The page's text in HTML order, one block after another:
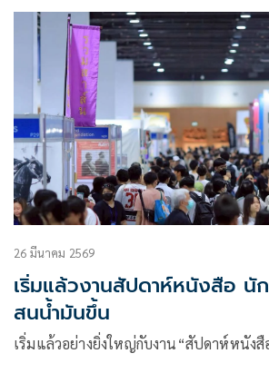
ชาติ ประจำปีงบประมาณ พ.ศ. 2569 จัดโด
วัฒนธรรม กระทรวงวัฒนธรรม ในงานสั
ครั้งที่ 54 และสัปดาห์หนังสือนานาชาติ ค
“Read The Legend เปิดตำนานการอ่าน
26 มีนาคม 2569
เริ่มแล้วงานสัปดาห์หนังสือ นั
สนน้ำมันขึ้น
เริ่มแล้วอย่างยิ่งใหญ่กับงาน“สัปดาห์หนัง